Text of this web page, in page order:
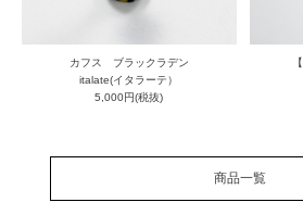
カフス ブラックラデン
italate(イタラーテ）
5,000円(税抜)
商品一覧